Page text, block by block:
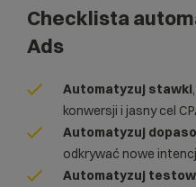
Checklista
Ads
Automatyzuj stawki
konwersji i jasny cel
Automatyzuj
odkrywać nowe
Automatyzuj